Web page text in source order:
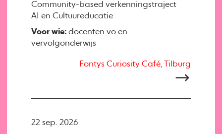
Community-based verkenningstraject
AI en Cultuureducatie
Voor wie: docenten vo en
vervolgonderwijs
Fontys Curiosity Café, Tilburg
22 sep. 2026